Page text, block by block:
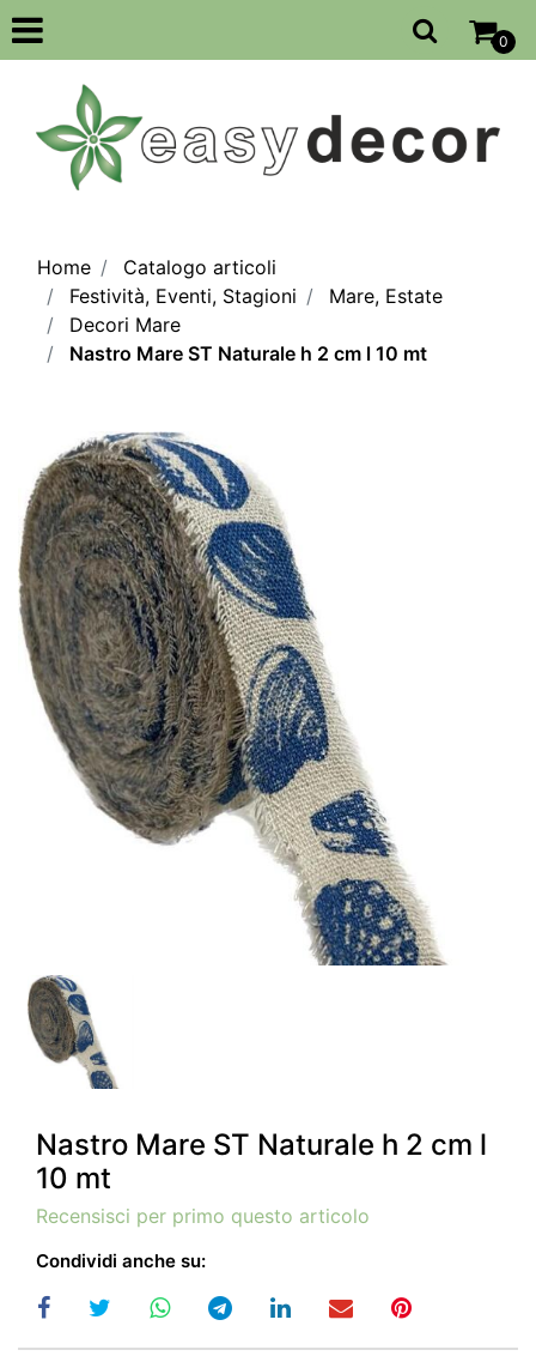
Open
0
Home
Catalogo articoli
Festività, Eventi, Stagioni
Mare, Estate
Decori Mare
Nastro Mare ST Naturale h 2 cm l 10 mt
Nastro Mare ST Naturale h 2 cm l
10 mt
Recensisci per primo questo articolo
Condividi anche su: